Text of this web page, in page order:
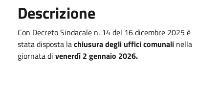
Descrizione
Con Decreto Sindacale n. 14 del 16 dicembre 2025 è
stata disposta lachiusura degli uffici comunali nella
giornata di venerdì 2 gennaio 2026.